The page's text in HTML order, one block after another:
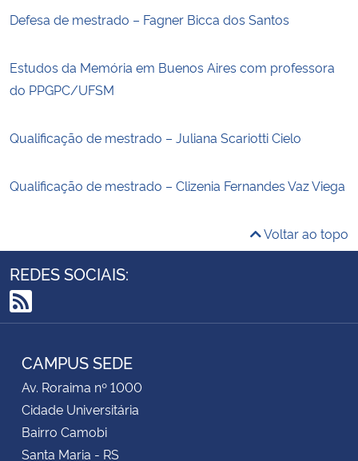
Defesa de mestrado – Fagner Bicca dos Santos
Estudos da Memória em Buenos Aires com professora
do PPGPC/UFSM
Qualificação de mestrado – Juliana Scariotti Cielo
Qualificação de mestrado – Clizenia Fernandes Vaz Viega
Voltar ao topo
REDES SOCIAIS:
RSS
CAMPUS SEDE
Av. Roraima nº 1000
Cidade Universitária
Bairro Camobi
Santa Maria - RS